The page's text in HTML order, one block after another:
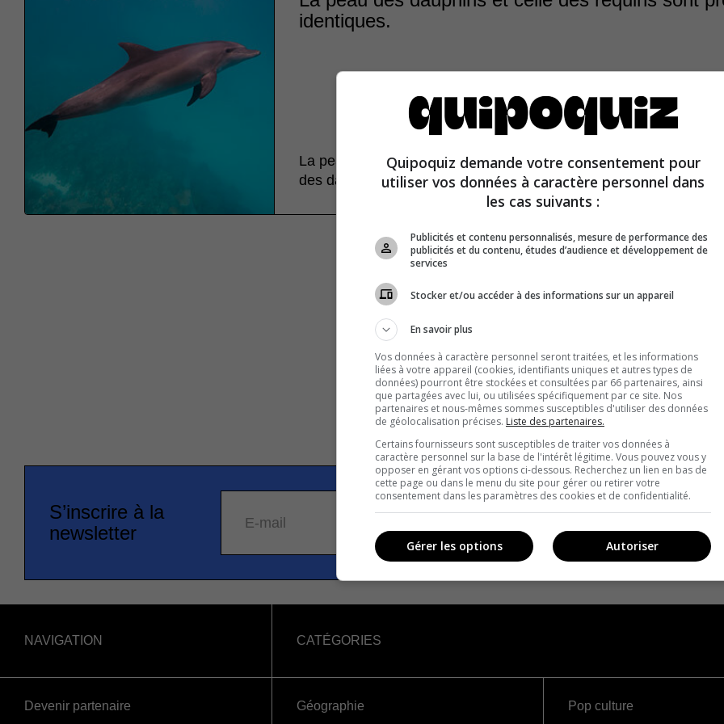
identiques.
La peau des requins est couverte d’écailles très dures tandis que
des dauphins est extrêmement lisse et délicate.
S’inscrire à la
newsletter
E-mail
NAVIGATION
Devenir partenaire
CATÉGORIES
Géographie
Pop culture
Quipoquiz demande votre consentement pour
utiliser vos données à caractère personnel dans
les cas suivants :
Publicités et contenu personnalisés, mesure de performance des
publicités et du contenu, études d’audience et développement de
services
Stocker et/ou accéder à des informations sur un appareil
En savoir plus
Vos données à caractère personnel seront traitées, et les informations
liées à votre appareil (cookies, identifiants uniques et autres types de
données) pourront être stockées et consultées par 66 partenaires, ainsi
que partagées avec lui, ou utilisées spécifiquement par ce site. Nos
partenaires et nous-mêmes sommes susceptibles d'utiliser des données
de géolocalisation précises. Liste des partenaires.
Certains fournisseurs sont susceptibles de traiter vos données à
caractère personnel sur la base de l'intérêt légitime. Vous pouvez vous y
opposer en gérant vos options ci-dessous. Recherchez un lien en bas de
cette page ou dans le menu du site pour gérer ou retirer votre
consentement dans les paramètres des cookies et de confidentialité.
Autoriser
Gérer les options